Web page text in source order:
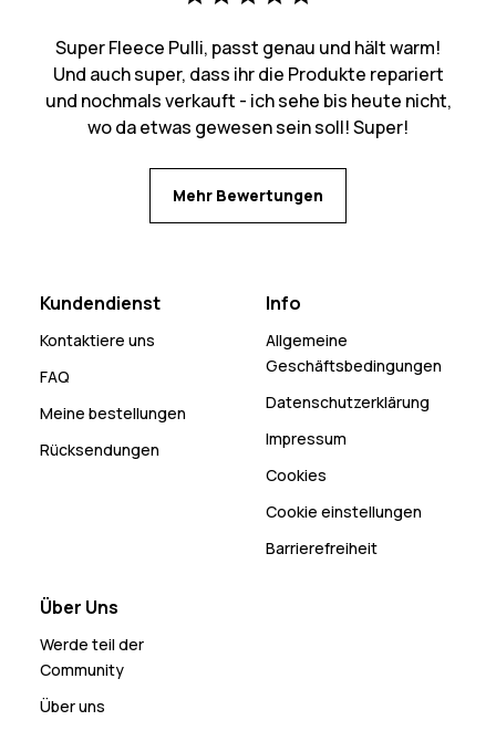
Super Fleece Pulli, passt genau und hält warm!
Und auch super, dass ihr die Produkte repariert
und nochmals verkauft - ich sehe bis heute nicht,
wo da etwas gewesen sein soll! Super!
Mehr Bewertungen
Kundendienst
Kontaktiere uns
FAQ
Meine bestellungen
Rücksendungen
Info
Allgemeine
Geschäftsbedingungen
Datenschutzerklärung
Impressum
Cookies
Cookie einstellungen
Barrierefreiheit
Über Uns
Werde teil der
Community
Über uns